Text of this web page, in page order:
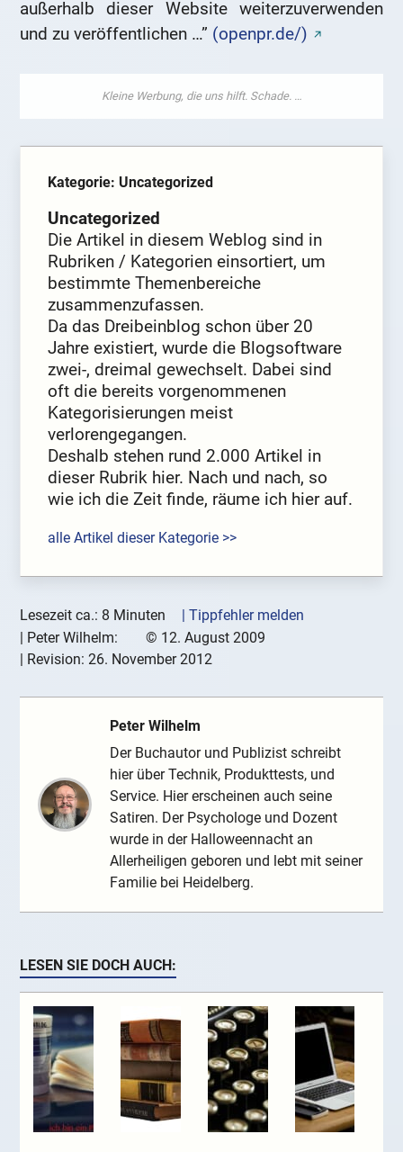
außerhalb dieser Website weiterzuverwenden
und zu veröffentlichen …” (openpr.de/)
Kategorie: Uncategorized
Uncategorized
Die Artikel in diesem Weblog sind in
Rubriken / Kategorien einsortiert, um
bestimmte Themenbereiche
zusammenzufassen.
Da das Dreibeinblog schon über 20
Jahre existiert, wurde die Blogsoftware
zwei-, dreimal gewechselt. Dabei sind
oft die bereits vorgenommenen
Kategorisierungen meist
verlorengegangen.
Deshalb stehen rund 2.000 Artikel in
dieser Rubrik hier. Nach und nach, so
wie ich die Zeit finde, räume ich hier auf.
alle Artikel dieser Kategorie >>
Lesezeit ca.: 8 Minuten
| Tippfehler melden
| Peter Wilhelm: © 12. August 2009
| Revision:26. November 2012
Peter Wilhelm
Der Buchautor und Publizist schreibt
hier über Technik, Produkttests, und
Service. Hier erscheinen auch seine
Satiren. Der Psychologe und Dozent
wurde in der Halloweennacht an
Allerheiligen geboren und lebt mit seiner
Familie bei Heidelberg.
LESEN SIE DOCH AUCH: